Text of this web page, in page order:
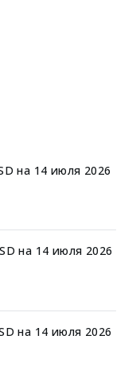
на 14 июля 2026
на 14 июля 2026
на 14 июля 2026